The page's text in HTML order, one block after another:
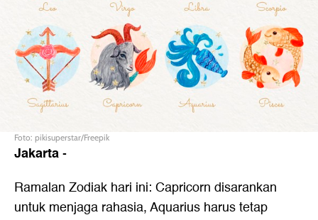
Foto: pikisuperstar/Freepik
Jakarta-
Ramalan Zodiak hari ini: Capricorn disarankan
untuk menjaga rahasia, Aquarius harus tetap